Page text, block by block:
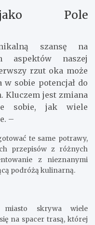
jako Pole
szansę na
aspektów naszej
rzut oka może
w sobie potencjał do
Kluczem jest zmiana
sobie, jak wiele
–
te same potrawy,
przepisów z różnych
z nieznanymi
podróżą kulinarną.
miasto skrywa wiele
na spacer trasą, której